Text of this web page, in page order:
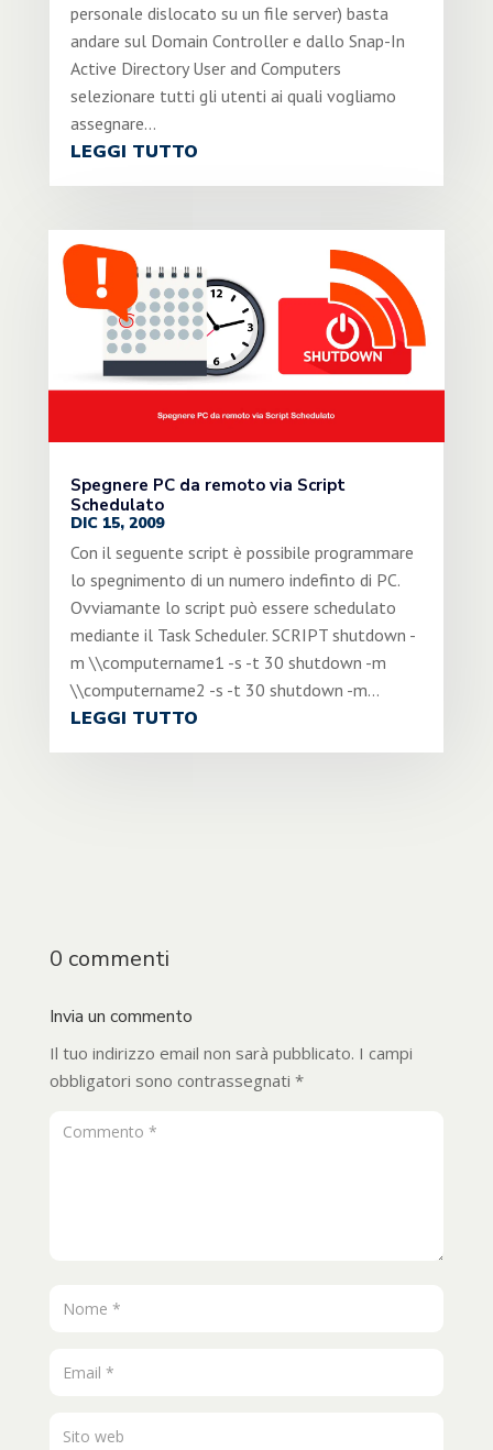
personale dislocato su un file server) basta
andare sul Domain Controller e dallo Snap-In
Active Directory User and Computers
selezionare tutti gli utenti ai quali vogliamo
assegnare...
LEGGI TUTTO
Spegnere PC da remoto via Script
Schedulato
DIC 15, 2009
Con il seguente script è possibile programmare
lo spegnimento di un numero indefinto di PC.
Ovviamante lo script può essere schedulato
mediante il Task Scheduler. SCRIPT shutdown -
m \\computername1 -s -t 30 shutdown -m
\\computername2 -s -t 30 shutdown -m...
LEGGI TUTTO
0 commenti
Invia un commento
Il tuo indirizzo email non sarà pubblicato. I campi
obbligatori sono contrassegnati *